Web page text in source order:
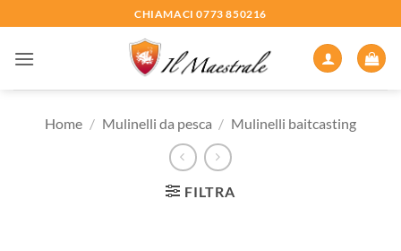
ai
contenuti
CHIAMACI 0773 850216
Home / Mulinelli da pesca / Mulinelli baitcasting
FILTRA